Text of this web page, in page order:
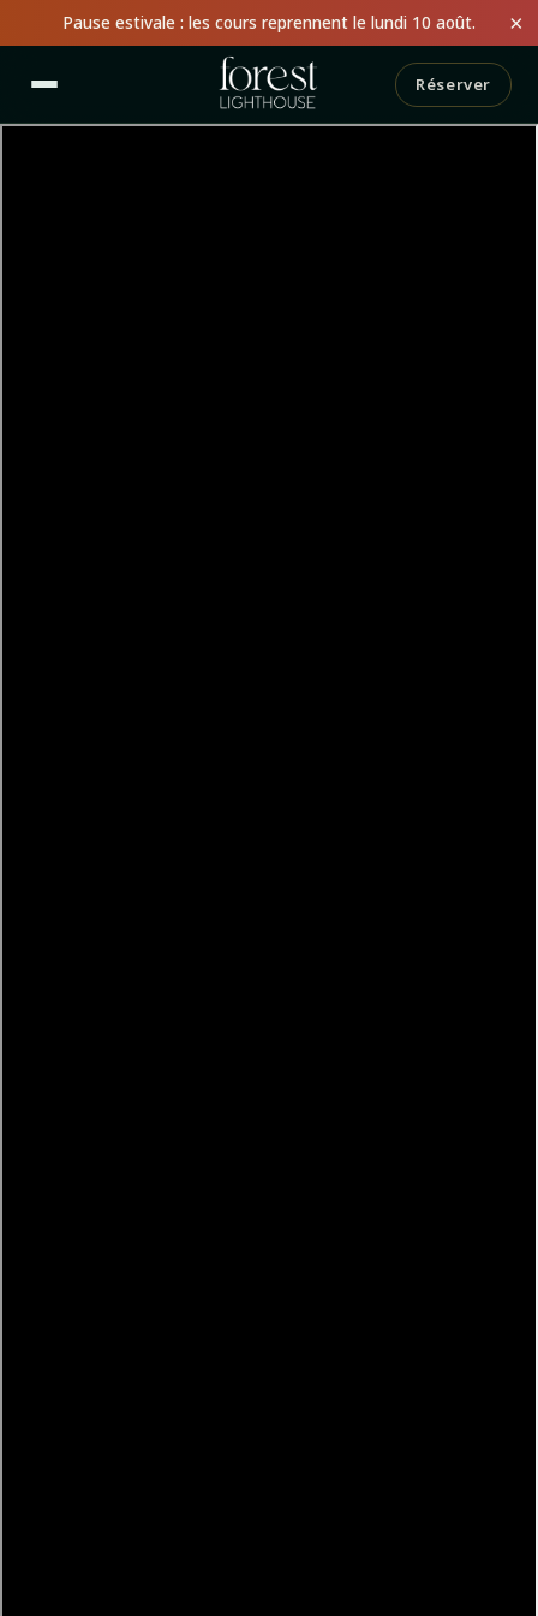
Pause estivale : les cours reprennent le lundi 10 août. ×
Réserver